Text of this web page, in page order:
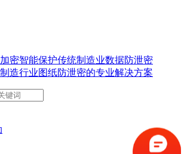
密智能保护传统制造业数据防泄密
造行业图纸防泄密的专业解决方案